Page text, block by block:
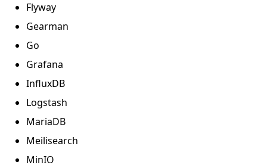
Flyway
Gearman
Go
Grafana
InfluxDB
Logstash
MariaDB
Meilisearch
MinIO